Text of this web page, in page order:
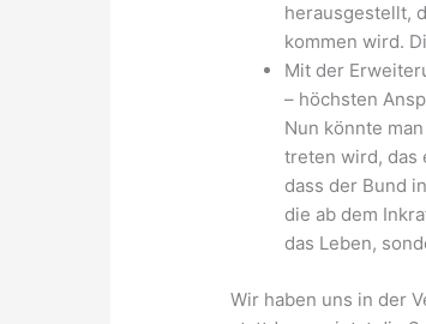
herausgestellt,
kommen wird.
Mit der
– höchsten
Nun könnte
treten wird, das
dass der Bund
die ab dem
das Leben,
Wir haben uns in der